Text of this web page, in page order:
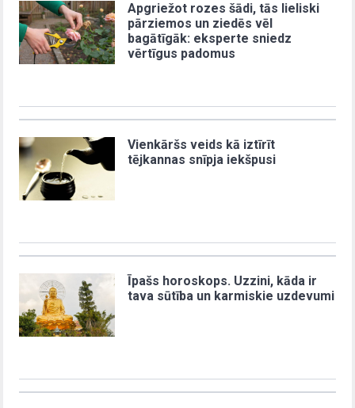
Apgriežot rozes šādi, tās lieliski
pārziemos un ziedēs vēl
bagātīgāk: eksperte sniedz
vērtīgus padomus
Vienkāršs veids kā iztīrīt
tējkannas snīpja iekšpusi
Īpašs horoskops. Uzzini, kāda ir
tava sūtība un karmiskie uzdevumi